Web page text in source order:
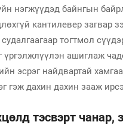
нэгжүүдэд байнгын
кантилевер
тогтмол
үргэлжлүүлэн ашиглаж
эсрэг найдвартай
гэж дахин дахин зааж
тэсвэрт чанар,